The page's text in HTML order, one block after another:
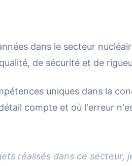
dans le secteur
de sécurité et de
uniques dans la
compte et où l'erreur
réalisés dans ce secteur,